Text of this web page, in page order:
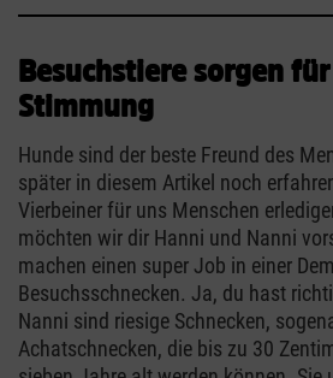
Besuchstiere sorgen
Stimmung
Hunde sind der beste Freund des
später in diesem Artikel noch
Vierbeiner für uns Menschen
möchten wir dir Hanni und Nanni
machen einen super Job in einer
Besuchsschnecken. Ja, du hast
Nanni sind riesige Schnecken,
Achatschnecken, die bis zu 30